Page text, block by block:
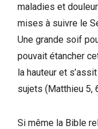
maladies et
mises à suivre le
Une grande soif
pouvait étancher
la hauteur et
sujets (Matthieu 5,
Si même la Bible